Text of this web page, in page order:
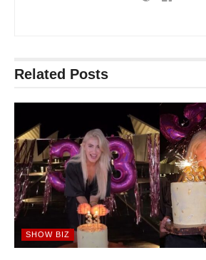
Related Posts
SHOW BIZ